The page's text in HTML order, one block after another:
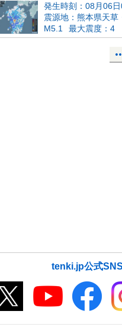
発生時刻：08月06
震源地：熊本県天草
M5.1
最大震度：4
tenki.jp公式SNS